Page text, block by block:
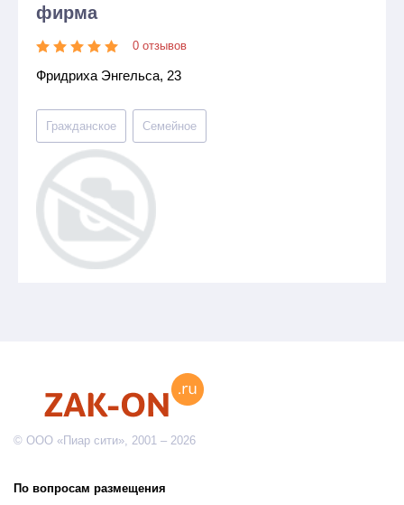
фирма
0 отзывов
Фридриха Энгельса, 23
Гражданское Семейное
© ООО «Пиар сити», 2001 – 2026
По вопросам размещения